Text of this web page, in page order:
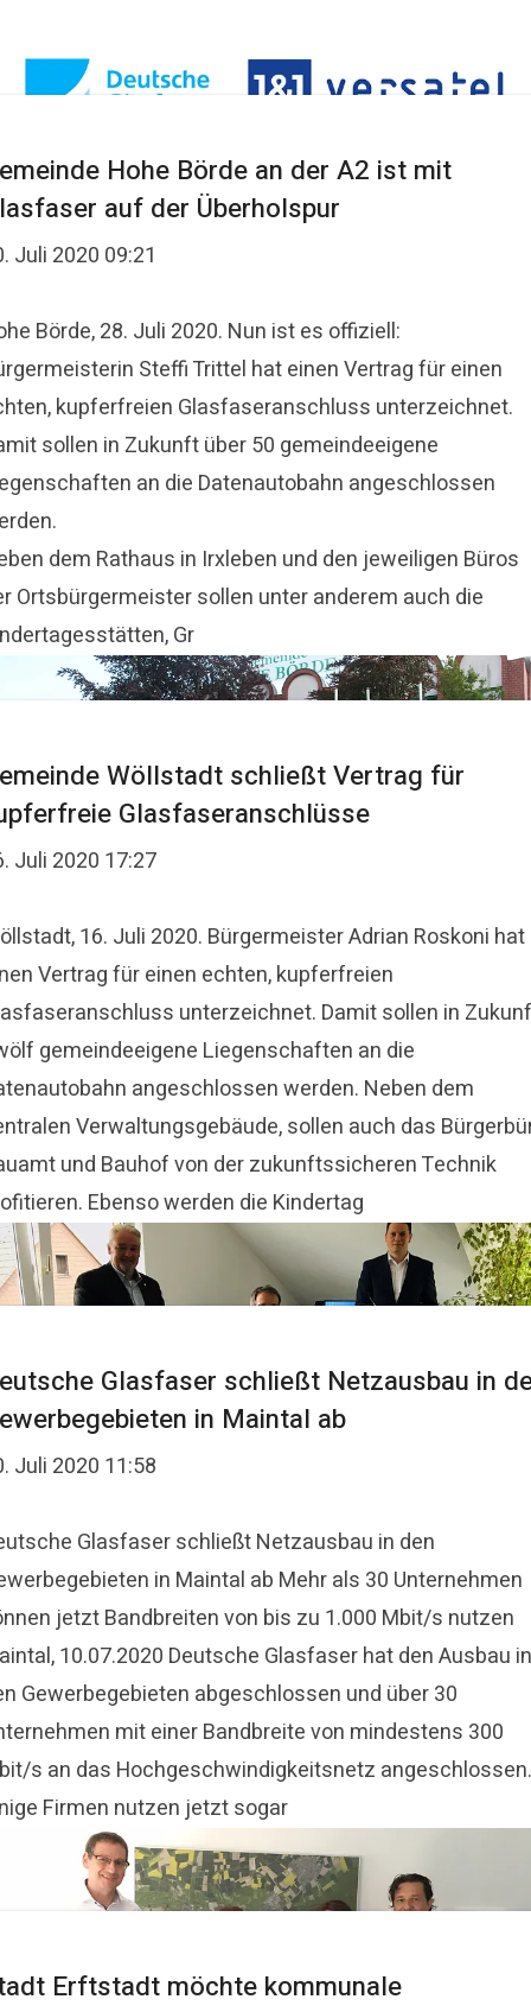
Hohe Börde an der A2 ist mit
auf der Überholspur
Juli 2020 09:21
Börde, 28. Juli 2020. Nun ist es offiziell:
Steffi Trittel hat einen Vertrag für einen
kupferfreien Glasfaseranschluss unterzeichnet.
sollen in Zukunft über 50 gemeindeeigene
an die Datenautobahn angeschlossen
dem Rathaus in Irxleben und den jeweiligen Büros
Ortsbürgermeister sollen unter anderem auch die
Gr
Wöllstadt schließt Vertrag für
Glasfaseranschlüsse
Juli 2020 17:27
16. Juli 2020. Bürgermeister Adrian Roskoni hat
Vertrag für einen echten, kupferfreien
unterzeichnet. Damit sollen in
gemeindeeigene Liegenschaften an die
angeschlossen werden. Neben dem
Verwaltungsgebäude, sollen auch das
und Bauhof von der zukunftssicheren Technik
Ebenso werden die Kindertag
Glasfaser schließt Netzausbau in
in Maintal ab
Juli 2020 11:58
Glasfaser schließt Netzausbau in den
in Maintal ab Mehr als 30 Unternehmen
jetzt Bandbreiten von bis zu 1.000 Mbit/s nutzen
10.07.2020 Deutsche Glasfaser hat den Ausbau in
Gewerbegebieten abgeschlossen und über 30
mit einer Bandbreite von mindestens 300
s an das Hochgeschwindigkeitsnetz angeschlossen.
Firmen nutzen jetzt sogar
Erftstadt möchte kommunale